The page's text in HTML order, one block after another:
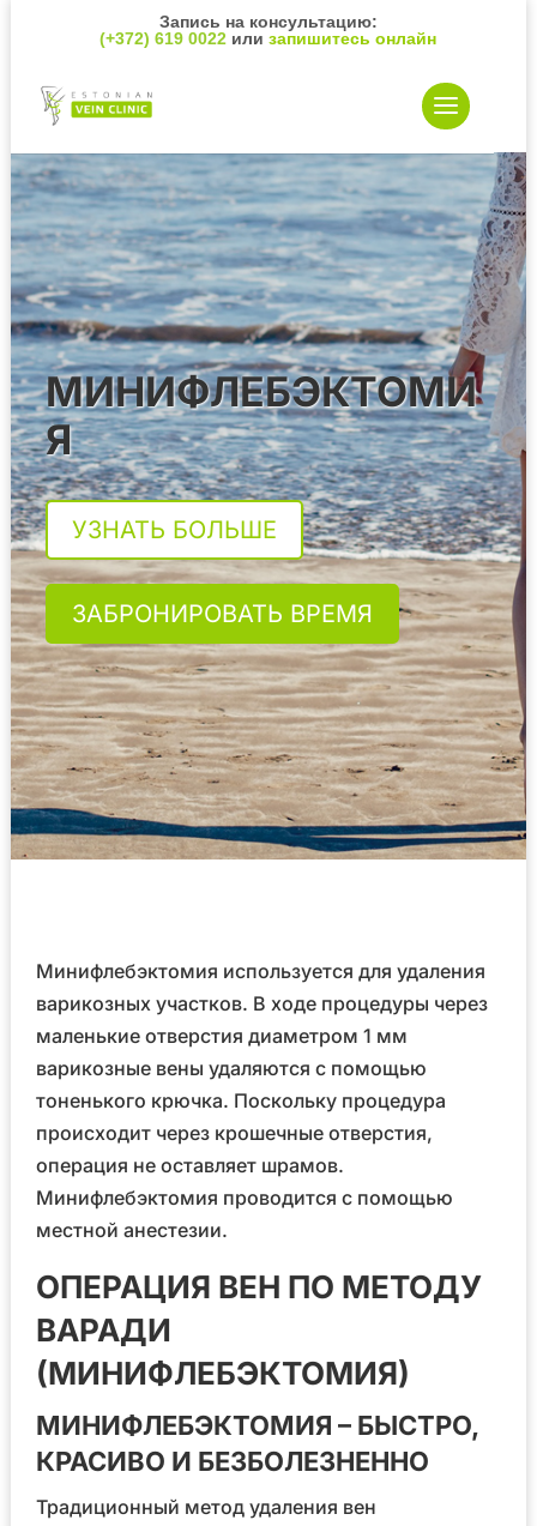
Запись на консультацию:
(+372) 619 0022 илизапишитесь онлайн
МИНИФЛЕБЭКТОМИ
Я
УЗНАТЬ БОЛЬШЕ
ЗАБРОНИРОВАТЬ ВРЕМЯ
Минифлебэктомия используется для удаления
варикозных участков. В ходе процедуры через
маленькие отверстия диаметром 1 мм
варикозные вены удаляются с помощью
тоненького крючка. Поскольку процедура
происходит через крошечные отверстия,
операция не оставляет шрамов.
Минифлебэктомия проводится с помощью
местной анестезии.
ОПЕРАЦИЯ ВЕН ПО МЕТОДУ
ВАРАДИ
(МИНИФЛЕБЭКТОМИЯ)
МИНИФЛЕБЭКТОМИЯ – БЫСТРО,
КРАСИВО И БЕЗБОЛЕЗНЕННО
Традиционный метод удаления вен